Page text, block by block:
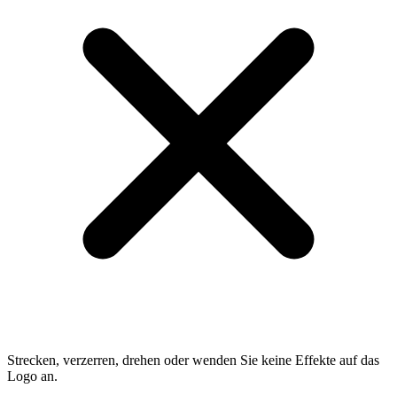
Strecken, verzerren, drehen oder wenden Sie keine Effekte auf das
Logo an.